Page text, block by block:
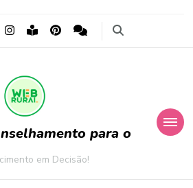
para o
em Decisão!